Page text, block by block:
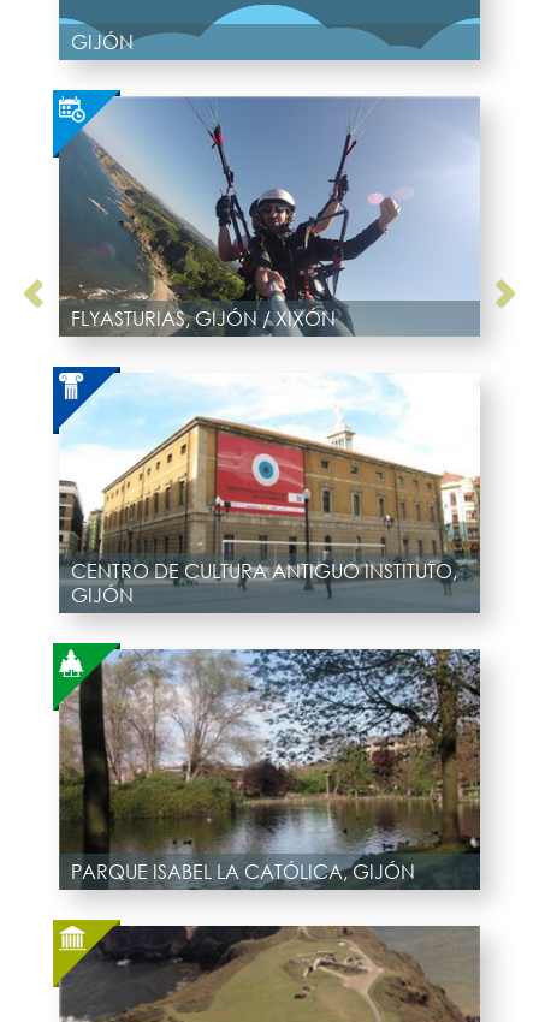
GIJÓN
FLYASTURIAS, GIJÓN / XIXÓN
CENTRO DE CULTURA ANTIGUO INSTITUTO,
GIJÓN
PARQUE ISABEL LA CATÓLICA, GIJÓN